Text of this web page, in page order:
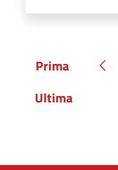
Pagina
Prima
Pagina
Ultima